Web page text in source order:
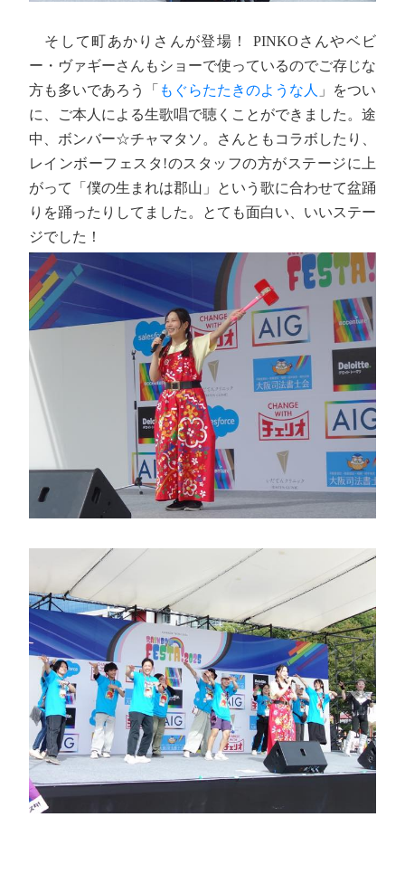
そして町あかりさんが登場！ PINKOさんやベビ
ー・ヴァギーさんもショーで使っているのでご存じな
方も多いであろう「 もぐらたたきのような人 」をつい
に、ご本人による生歌唱で聴くことができました。途
中、ボンバー☆チャマタソ。さんともコラボしたり、
レインボーフェスタ!のスタッフの方がステージに上
がって「僕の生まれは郡山」という歌に合わせて盆踊
りを踊ったりしてました。とても面白い、いいステー
ジでした！